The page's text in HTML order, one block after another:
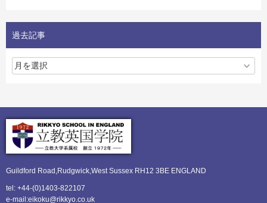
過去記事
Guildford Road,Rudgwick,West Sussex RH12 3BE ENGLAND
tel: +44-(0)1403-822107
e-mail:eikoku@rikkyo.co.uk